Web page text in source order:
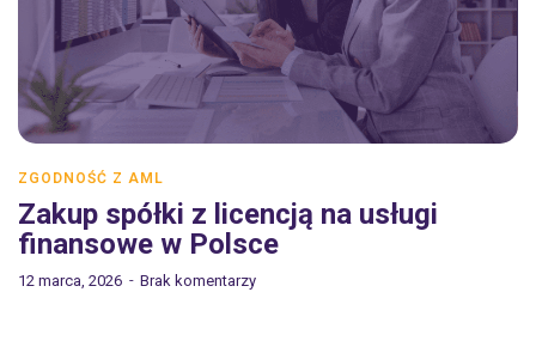
ZGODNOŚĆ Z AML
Zakup spółki z licencją na usługi
finansowe w Polsce
12 marca, 2026 Brak komentarzy